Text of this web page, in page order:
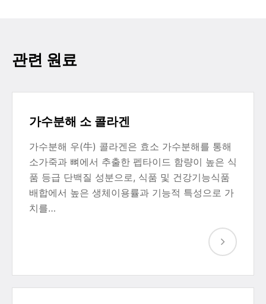
관련 원료
가수분해 소 콜라겐
가수분해 우(牛) 콜라겐은 효소 가수분해를 통해
소가죽과 뼈에서 추출한 펩타이드 함량이 높은 식
품 등급 단백질 성분으로, 식품 및 건강기능식품
배합에서 높은 생체이용률과 기능적 특성으로 가
치를…